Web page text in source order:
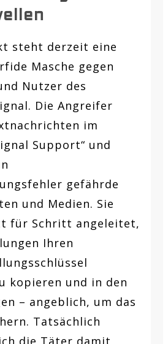
steht derzeit eine
Masche gegen
Nutzer des
Die Angreifer
im
Support“ und
gefährde
und Medien. Sie
für Schritt angeleitet,
Ihren
kopieren und in den
– angeblich, um das
Tatsächlich
die Täter damit